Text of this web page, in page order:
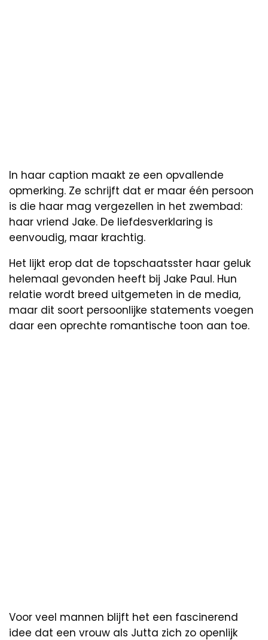
In haar caption maakt ze een opvallende
opmerking. Ze schrijft dat er maar één persoon
is die haar mag vergezellen in het zwembad:
haar vriend Jake. De liefdesverklaring is
eenvoudig, maar krachtig.
Het lijkt erop dat de topschaatsster haar geluk
helemaal gevonden heeft bij Jake Paul. Hun
relatie wordt breed uitgemeten in de media,
maar dit soort persoonlijke statements voegen
daar een oprechte romantische toon aan toe.
Voor veel mannen blijft het een fascinerend
idee dat een vrouw als Jutta zich zo openlijk